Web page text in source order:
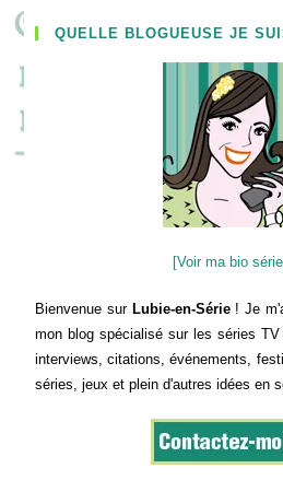
QUELLE BLOGUEUSE JE
[Voir ma bio
Bienvenue sur Lubie-en-Série! Je
mon blog spécialisé sur les séries
interviews, citations, événements,
séries, jeux et plein d'autres idées en